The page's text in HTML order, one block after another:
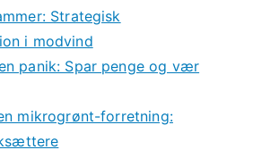
Strategisk
i modvind
panik: Spar penge og vær
mikrogrønt-forretning: